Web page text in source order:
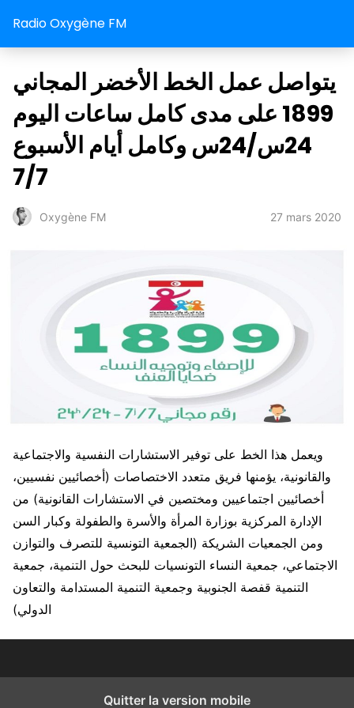
Radio Oxygène FM
يتواصل عمل الخط الأخضر المجاني
1899 على مدى كامل ساعات اليوم
24س/24س وكامل أيام الأسبوع
7/7
Oxygène FM 27 mars 2020
ويعمل هذا الخط على توفير الاستشارات النفسية والاجتماعية
والقانونية، يؤمنها فريق متعدد الاختصاصات (أخصائيين نفسيين،
أخصائيين اجتماعيين ومختصين في الاستشارات القانونية) من
الإدارة المركزية بوزارة المرأة والأسرة والطفولة وكبار السن
ومن الجمعيات الشريكة (الجمعية التونسية للتصرف والتوازن
الاجتماعي، جمعية النساء التونسيات للبحث حول التنمية، جمعية
التنمية قفصة الجنوبية وجمعية التنمية المستدامة والتعاون
الدولي)
Quitter la version mobile